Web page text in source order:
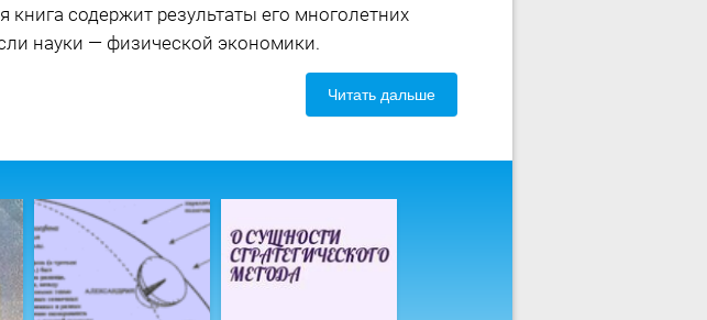
содержит результаты его многолетних
науки — физической экономики.
Читать дальше